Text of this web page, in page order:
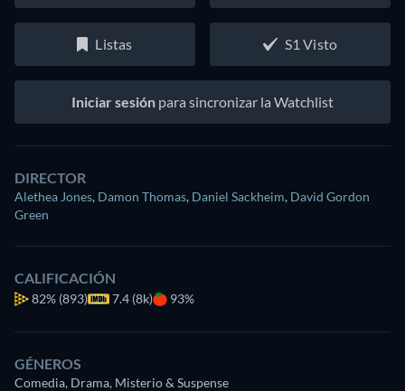
Listas S1 Visto
Iniciar sesión para sincronizar la Watchlist
DIRECTOR
Alethea Jones, Damon Thomas, Daniel Sackheim, David Gordon
Green
CALIFICACIÓN
82% (893) 7.4 (8k) 93%
GÉNEROS
Comedia, Drama, Misterio & Suspense